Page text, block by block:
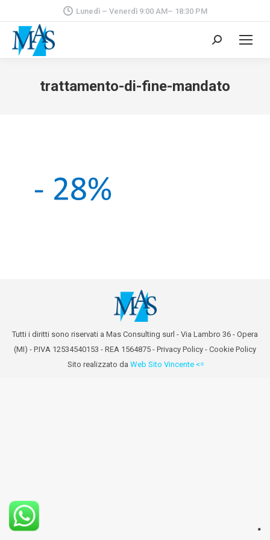
Lunedì – Venerdì 9:00 AM– 18:30 PM
Cerca:
trattamento-di-fine-mandato
Tutti i diritti sono riservati a Mas Consulting surl - Via Lambro 36 - Opera
(MI) - P.IVA 12534540153 - REA 1564875 - Privacy Policy - Cookie Policy
Sito realizzato da Web Sito Vincente <=